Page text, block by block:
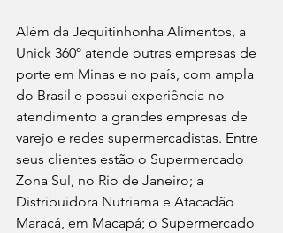
Além da Jequitinhonha Alimentos, a
Unick 360º atende outras empresas de
porte em Minas e no país, com ampla
do Brasil e possui experiência no
atendimento a grandes empresas de
varejo e redes supermercadistas. Entre
seus clientes estão o Supermercado
Zona Sul, no Rio de Janeiro; a
Distribuidora Nutriama e Atacadão
Maracá, em Macapá; o Supermercado